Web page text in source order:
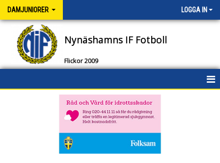
DAMJUNIORER LOGGA IN
Nynäshamns IF Fotboll
Flickor 2009